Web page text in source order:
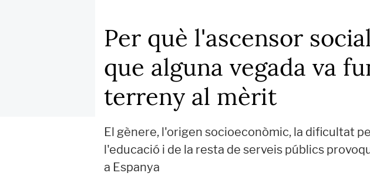
Per què l'ascensor
que alguna vegada va
terreny al mèrit
El gènere, l'origen socioeconòmic, la dificultat
l'educació i de la resta de serveis públics
a Espanya